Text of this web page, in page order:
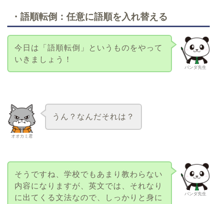
・語順転倒：任意に語順を入れ替える
パンダ先生
今日は「語順転倒」というものをやって
いきましょう！
オオカミ君
うん？なんだそれは？
パンダ先生
そうですね、学校でもあまり教わらない
内容になりますが、英文では、それなり
に出てくる文法なので、しっかりと身に